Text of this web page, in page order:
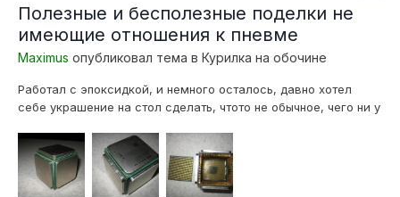
Полезные и бесполезные поделки не
имеющие отношения к пневме
Maximus опубликовал тема в Курилка на обочине
Работал с эпоксидкой, и немного осталось, давно хотел
себе украшение на стол сделать, чтото не обычное, чего ни у
как шар от русского бильярда.